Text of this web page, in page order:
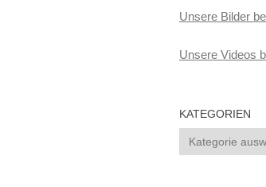
Unsere Bilder
Unsere Videos
KATEGORIEN
Kategorien